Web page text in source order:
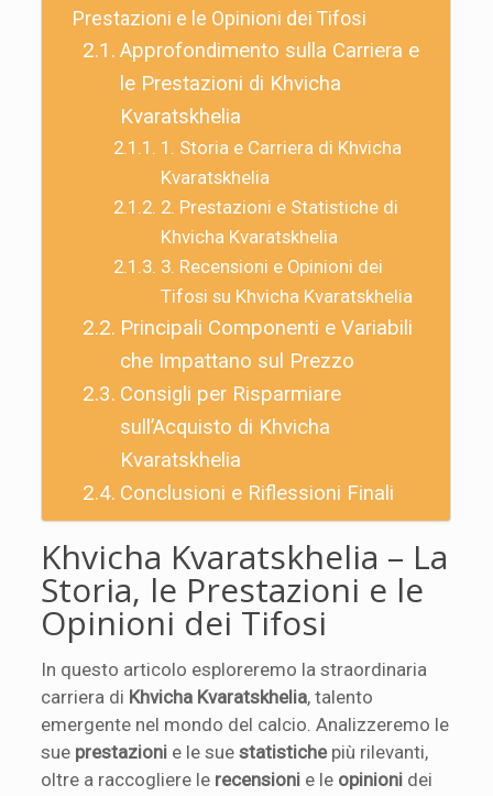
Prestazioni e le Opinioni dei Tifosi
Approfondimento sulla Carriera e
le Prestazioni di Khvicha
Kvaratskhelia
1. Storia e Carriera di Khvicha
Kvaratskhelia
2. Prestazioni e Statistiche di
Khvicha Kvaratskhelia
3. Recensioni e Opinioni dei
Tifosi su Khvicha Kvaratskhelia
Principali Componenti e Variabili
che Impattano sul Prezzo
Consigli per Risparmiare
sull’Acquisto di Khvicha
Kvaratskhelia
Conclusioni e Riflessioni Finali
Khvicha Kvaratskhelia – La
Storia, le Prestazioni e le
Opinioni dei Tifosi
In questo articolo esploreremo la straordinaria
carriera di Khvicha Kvaratskhelia, talento
emergente nel mondo del calcio. Analizzeremo le
sue prestazioni e le suestatistichepiù rilevanti,
oltre a raccogliere le recensioni e le opinioni dei